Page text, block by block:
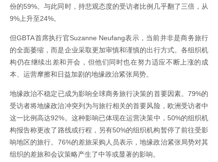
份的59%。与此同时，持悲观态度的受访者比例几乎翻了三倍，从
9%上升至24%。
但GBTA首席执行官Suzanne Neufang表示，当前并非是商务旅行
的全面萎缩，而是企业采取更加审慎和谨慎的出行方式。各组织机
构仍在继续出差和开会，但他们同时也在努力适应不断上涨的成
本、运营摩擦和日益加剧的地缘政治紧张局势。
地缘政治不稳定已成为影响全球商务旅行决策的首要因素。79%的
受访者将地缘政治冲突列为与旅行相关的首要风险，欧洲受访者中
这一比例高达92%。这种影响已体现在运营决策中，50%的组织机
构报告称更改了路线或行程，另有50%的组织机构暂停了前往受影
响地区的旅行。76%的差旅采购人员表示，地缘政治紧张局势对其
组织的差旅和会议策略产生了中等或显著的影响。